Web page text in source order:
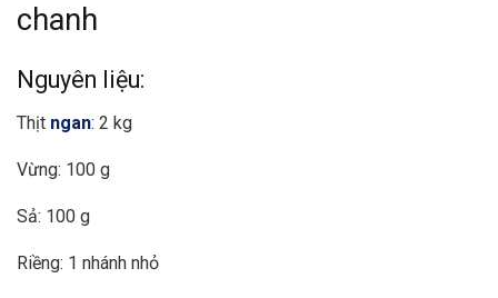
chanh
Nguyên liệu:
Thịt ngan: 2 kg
Vừng: 100 g
Sả: 100 g
Riềng: 1 nhánh nhỏ